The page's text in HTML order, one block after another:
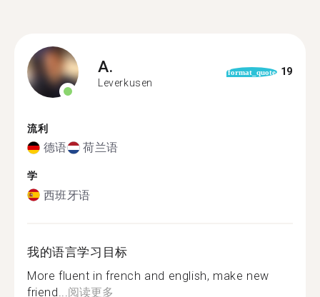
A.
Leverkusen
format_quote 19
流利
德语 荷兰语
学
西班牙语
我的语言学习目标
More fluent in french and english, make new
friend... 阅读更多